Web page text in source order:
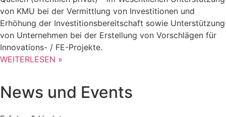
von KMU bei der Vermittlung von Investitionen und
Erhöhung der Investitionsbereitschaft sowie Unterstützung
von Unternehmen bei der Erstellung von Vorschlägen für
Innovations- / FE-Projekte.
WEITERLESEN »
News und Events